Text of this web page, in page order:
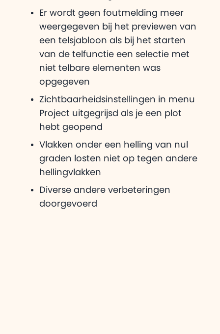
Er wordt geen foutmelding meer
weergegeven bij het previewen van
een telsjabloon als bij het starten
van de telfunctie een selectie met
niet telbare elementen was
opgegeven
Zichtbaarheidsinstellingen in menu
Project uitgegrijsd als je een plot
hebt geopend
Vlakken onder een helling van nul
graden losten niet op tegen andere
hellingvlakken
Diverse andere verbeteringen
doorgevoerd